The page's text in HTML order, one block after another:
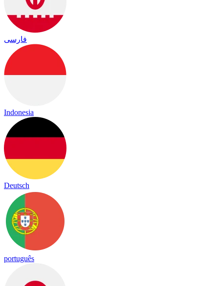
فارسی
Indonesia
Deutsch
português